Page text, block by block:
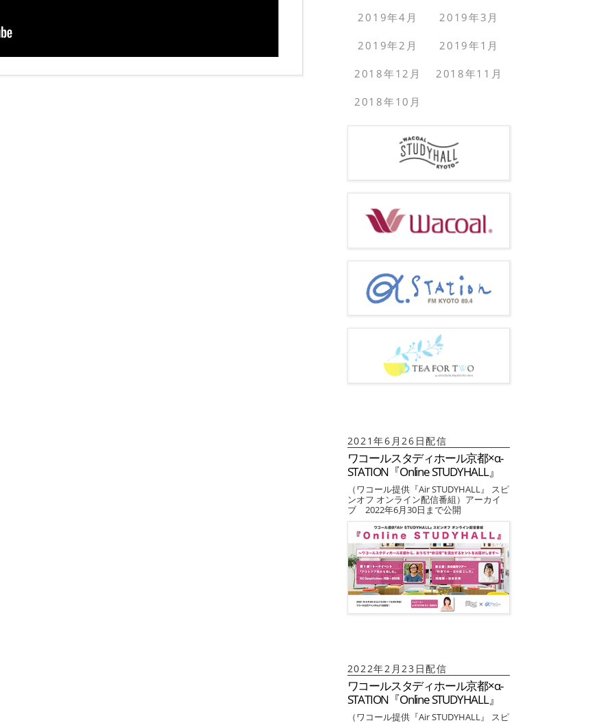
2019年4月 2019年3月
2019年2月 2019年1月
2018年12月 2018年11月
2018年10月
2021年6月26日配信
ワコールスタディホール京都×α-
STATION『Online STUDYHALL』
（ワコール提供『Air STUDYHALL』 スピ
ンオフ オンライン配信番組）アーカイ
ブ 2022年6月30日まで公開
2022年2月23日配信
ワコールスタディホール京都×α-
STATION『Online STUDYHALL』
（ワコール提供『Air STUDYHALL』 スピ